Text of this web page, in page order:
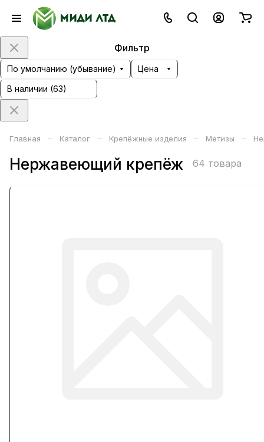
Фильтр
По умолчанию (убывание)
Цена
В наличии (63)
Главная – Каталог – Крепёжные изделия – Метизы –
Нержавеющий крепёж 64 товара